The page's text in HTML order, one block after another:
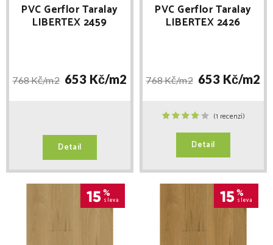
PVC Gerflor Taralay
LIBERTEX 2459
768 Kč/m2 653 Kč/m2
Detail
PVC Gerflor Taralay
LIBERTEX 2426
768 Kč/m2 653 Kč/m2
(1 recenzí)
Detail
15 %
sleva 15 %
sleva